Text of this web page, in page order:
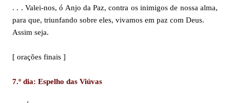
. . . Valei-nos, ó Anjo da Paz, contra os inimigos de nossa alma,
para que, triunfando sobre eles, vivamos em paz com Deus.
Assim seja.
[ orações finais ]
7.º dia: Espelho das Viúvas